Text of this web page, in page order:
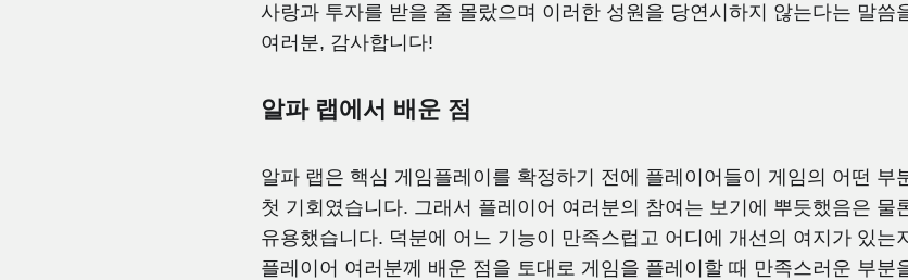
사랑과 투자를 받을 줄 몰랐으며 이러한 성원을 당연시하지 않는다는 말씀
여러분, 감사합니다!
알파 랩에서 배운 점
알파 랩은 핵심 게임플레이를 확정하기 전에 플레이어들이 게임의 어떤 부
첫 기회였습니다. 그래서 플레이어 여러분의 참여는 보기에 뿌듯했음은 물
유용했습니다. 덕분에 어느 기능이 만족스럽고 어디에 개선의 여지가 있는
플레이어 여러분께 배운 점을 토대로 게임을 플레이할 때 만족스러운 부분